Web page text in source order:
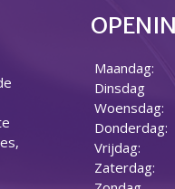
Maandag:
Dinsdag
Woensdag:
Donderdag:
Vrijdag:
Zaterdag: